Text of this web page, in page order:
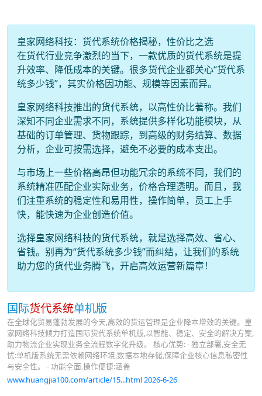
皇家网络科技：货代系统价格揭秘，性价比之选
在货代行业竞争激烈的当下，一款优质的货代系统是提
升效率、降低成本的关键。很多货代企业都关心“货代系
统多少钱”，其实价格因功能、规模等因素而异。
皇家网络科技推出的货代系统，以高性价比著称。我们
深知不同企业需求不同，系统提供多样化功能模块，从
基础的订单管理、货物跟踪，到高级的财务结算、数据
分析，企业可按需选择，避免不必要的成本支出。
与市场上一些价格高昂但功能冗余的系统不同，我们的
系统精准匹配企业实际业务，价格合理透明。而且，我
们注重系统的稳定性和易用性，操作简单，员工上手
快，能快速为企业创造价值。
选择皇家网络科技的货代系统，就是选择高效、省心、
省钱。别再为“货代系统多少钱”而纠结，让我们的系统
助力您的货代业务腾飞，开启高效运营新篇章！
国际货代系统单机版
在全球化贸易蓬勃发展的今天,高效的货运管理是企业降本增效的关键。皇
家网络科技倾力打造国际货代系统单机版,以智能、稳定、安全的解决方案,
助力物流企业实现业务全流程数字化升级。 核心优势: - 独立部署,安全无
忧:单机版系统无需依赖网络环境,数据本地存储,保障企业核心信息私密性
与安全性。 - 功能全面,操作便捷:涵盖
www.huangjia100.com/article/15...html 2026-6-26